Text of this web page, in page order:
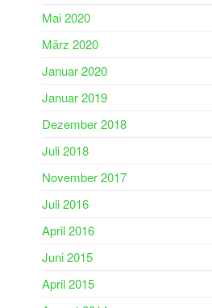
Mai 2020
März 2020
Januar 2020
Januar 2019
Dezember 2018
Juli 2018
November 2017
Juli 2016
April 2016
Juni 2015
April 2015